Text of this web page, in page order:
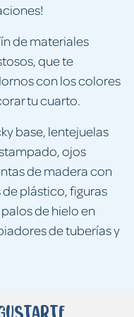
de materiales
que te
con los colores
tu cuarto.
base, lentejuelas
ojos
de madera con
plástico, figuras
de hielo en
de tuberías y